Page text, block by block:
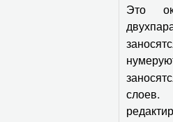
Это
слоев.